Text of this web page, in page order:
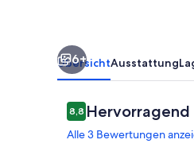
6+
ÜbersichtAusstattung
Bewertungen
8,88,8 von 10.
Hervorragend
Alle 3 Bewertungen